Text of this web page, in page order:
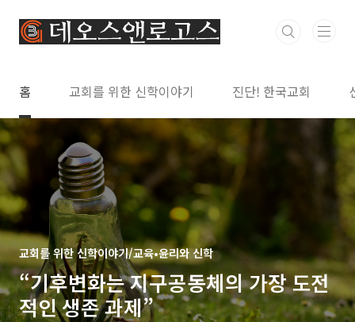
홈 교회를 위한 신학이야기 진단! 한국교회
교회를 위한 신학이야기/교육•윤리와 신학
“기후변화는 지구공동체의 가장 도전
적인 생존 과제”